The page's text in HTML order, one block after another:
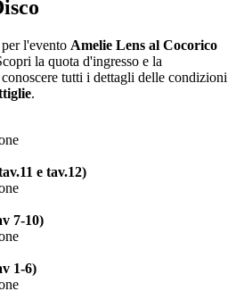
l'evento Amelie Lens al Cocorico
la quota d'ingresso e la
tutti i dettagli delle condizioni
.
e tav.12)
7-10)
1-6)